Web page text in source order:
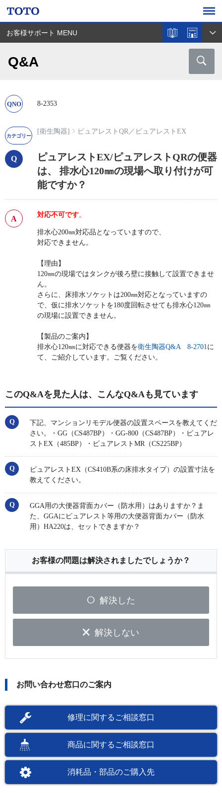
お客様サポート MENU
Q&A
8-2353
[衛生陶器] ピュアレストQR／ ピュアレストEX
ピュアレストEX/ピュアレストQRの便器
は、 排水心120㎜の現場へ取り付けが可
能ですか？
対応不可です。
排水心200㎜対応品となっていますので、
対応できません。
【理由】
120㎜の現場ではタンクが後ろ壁に接触して設置できませ
ん。
さらに、床排水ソケットは200㎜対応となっていますの
で、仮に排水ソケットを180度回転させても排水心120㎜
の現場に設置できません。
【製品のご案内】
排水心120㎜に対応できる便器を衛生陶器Q&A 8-2701に
て、ご紹介しています。ご覧ください。
このQ&Aを見た人は、こんなQ&Aも見ています
下記、マンションリモデル便器の設置スペースを教えてくだ
さい。・GG（CS487BP）・GG-800（CS487BP）・ピュアレ
ストEX（485BP）・ピュアレストMR（CS225BP）
ピュアレストEX（CS410B系の床排水タイプ）の設置寸法を
教えてください。
GGA用の大便器背面カバー（防⽔⽤）はありますか？ま
た、GGAにピュアレスト等用の大便器背面カバー（防⽔
⽤）HA220は、セットできますか？
お客様の問題は解決されましたでしょうか？
解決した
解決しない
お問い合わせ窓口のご案内
修理に関するご相談窓口
商品に関するご相談窓口
消耗品・部品のご購入先